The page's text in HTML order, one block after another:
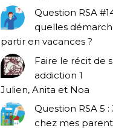
Question RSA
quelles
partir en vacances ?
Faire le récit de
addiction 1
Julien, Anita et Noa
Question RSA 5 :
chez mes